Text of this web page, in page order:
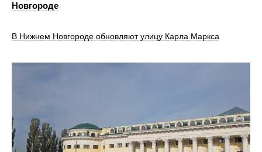
Новгороде
В Нижнем Новгороде обновляют улицу Карла Маркса